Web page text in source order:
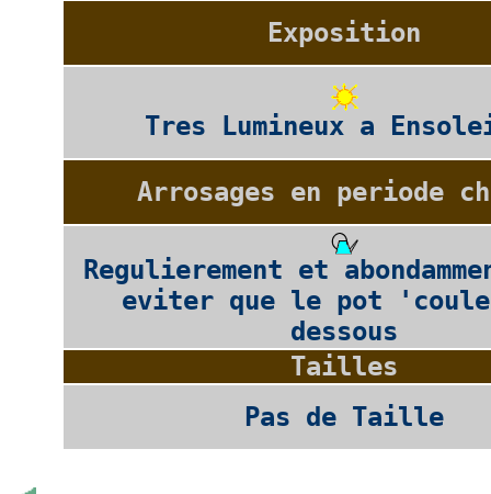
Exposition
Tres Lumineux a
Arrosages en periode
Regulierement et
eviter que le pot
dessous
Tailles
Pas de Taille